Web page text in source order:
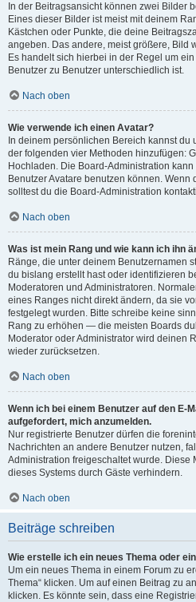
In der Beitragsansicht können zwei Bilder
Eines dieser Bilder ist meist mit deinem
Kästchen oder Punkte, die deine
angeben. Das andere, meist größere, Bild
Es handelt sich hierbei in der Regel um
Benutzer zu Benutzer unterschiedlich ist.
Nach oben
Wie verwende ich einen Avatar?
In deinem persönlichen Bereich kannst du
der folgenden vier Methoden hinzufügen:
Hochladen. Die Board-Administration
Benutzer Avatare benutzen können.
solltest du die Board-Administration
Nach oben
Was ist mein Rang und wie kann ich ihn
Ränge, die unter deinem Benutzernamen
du bislang erstellt hast oder identifizieren
Moderatoren und Administratoren.
eines Ranges nicht direkt ändern, da sie
festgelegt wurden. Bitte schreibe keine
Rang zu erhöhen — die meisten Boards
Moderator oder Administrator wird deinen
wieder zurücksetzen.
Nach oben
Wenn ich bei einem Benutzer auf den E-
aufgefordert, mich anzumelden.
Nur registrierte Benutzer dürfen die
Nachrichten an andere Benutzer nutzen,
Administration freigeschaltet wurde. Diese
dieses Systems durch Gäste verhindern.
Nach oben
Beiträge schreiben
Wie erstelle ich ein neues Thema oder
Um ein neues Thema in einem Forum zu
Thema“ klicken. Um auf einen Beitrag zu
klicken. Es könnte sein, dass eine